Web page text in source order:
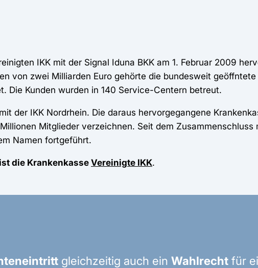
IKK mit der Signal Iduna BKK am 1. Februar 2009
von zwei Milliarden Euro gehörte die bundesweit
Die Kunden wurden in 140 Service-Centern betreut.
der IKK Nordrhein. Die daraus hervorgegangene
Mitglieder verzeichnen. Seit dem Zusammenschluss
Namen fortgeführt.
die KrankenkasseVereinigte IKK.
gleichzeitig auch ein Wahlrecht für